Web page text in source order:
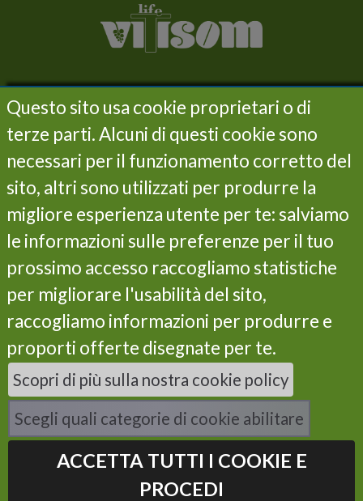
Project
Objectives
Actions
Results
Life Programme
Partners
Contacts
Privacy and cookie policy
Subscribe our newsletter
I have read the privacy policy and I consent to the
processing of my data *
Powered by Instilla
Questo sito usa cookie proprietari o di
terze parti. Alcuni di questi cookie sono
necessari per il funzionamento corretto del
sito, altri sono utilizzati per produrre la
migliore esperienza utente per te: salviamo
le informazioni sulle preferenze per il tuo
prossimo accesso raccogliamo statistiche
per migliorare l'usabilità del sito,
raccogliamo informazioni per produrre e
proporti offerte disegnate per te.
Scopri di più sulla nostra cookie policy
Scegli quali categorie di cookie abilitare
ACCETTA TUTTI I COOKIE E
PROCEDI